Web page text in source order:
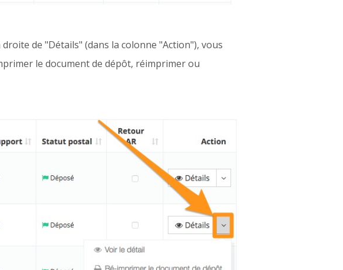
droite de "Détails" (dans la colonne "Action"), vous
le document de dépôt, réimprimer ou